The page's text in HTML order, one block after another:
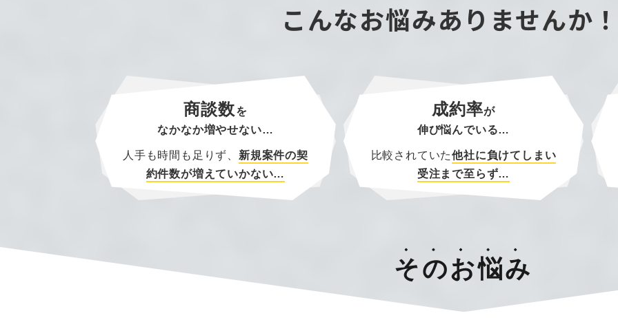
こんなお悩みありませんか
商談数を
なかなか増やせない…
人手も時間も足りず、 新規案件の契
約件数が増えていかない…
成約率が
伸び悩んでいる…
比較されていた他社に負けてしまい
受注まで至らず…
そのお悩み